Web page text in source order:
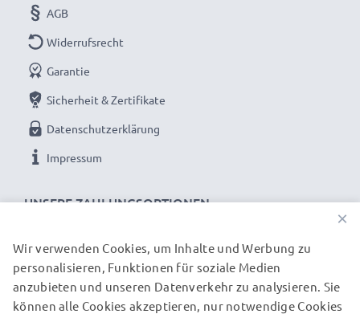
Garantie!
UNSERE ZAHLUNGSOPTIONEN
AGB
Widerrufsrecht
Garantie
Sicherheit & Zertifikate
Datenschutzerklärung
Impressum
UNSERE VERSANDPARTNER
×
Wir verwenden Cookies, um Inhalte und Werbung zu
personalisieren, Funktionen für soziale Medien
anzubieten und unseren Datenverkehr zu analysieren. Sie
können alle Cookies akzeptieren, nur notwendige Cookies